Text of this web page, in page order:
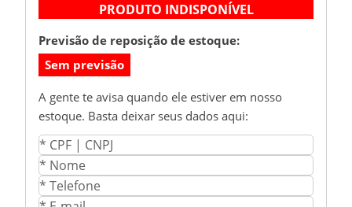
PRODUTO INDISPONÍVEL
Previsão de reposição de estoque:
Sem previsão
A gente te avisa quando ele estiver em nosso
estoque. Basta deixar seus dados aqui: